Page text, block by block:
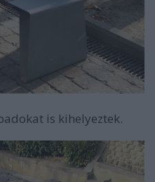
is kihelyeztek.